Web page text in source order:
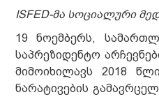
ISFED-მა სოციალური
19 ნოემბერს,
საპრეზიდენტო
მიმოიხილავს 2018
ნარატივების